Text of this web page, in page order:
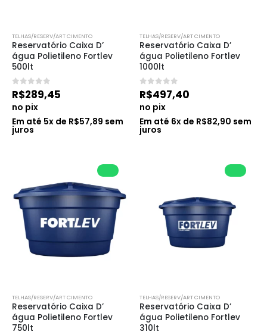
TELHAS/RESERV/ART CIMENTO
Reservatório Caixa D’
água Polietileno Fortlev
500lt
0de 5
R$289,45
no pix
Em até 5x de R$57,89 sem
juros
TELHAS/RESERV/ART CIMENTO
Reservatório Caixa D’
água Polietileno Fortlev
1000lt
0de 5
R$497,40
no pix
Em até 6x de R$82,90 sem
juros
TELHAS/RESERV/ART CIMENTO
Reservatório Caixa D’
água Polietileno Fortlev
750lt
TELHAS/RESERV/ART CIMENTO
Reservatório Caixa D’
água Polietileno Fortlev
310lt